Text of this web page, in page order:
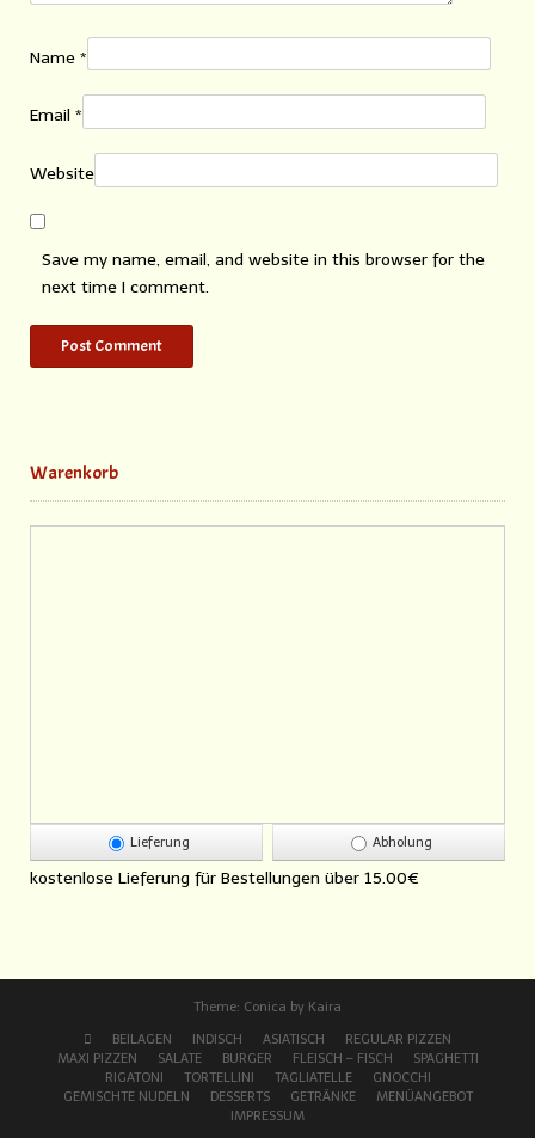
Name *
Email *
Website
Save my name, email, and website in this browser for the
next time I comment.
Warenkorb
Lieferung Abholung
kostenlose Lieferung für Bestellungen über 15.00€
Theme: Conica by Kaira
BEILAGEN INDISCH ASIATISCH
REGULAR PIZZEN
MAXI PIZZEN
SALATE BURGER FLEISCH – FISCH
SPAGHETTI
RIGATONI
TORTELLINI TAGLIATELLE
GNOCCHI
GEMISCHTE NUDELN
DESSERTS GETRÄNKE
MENÜANGEBOT
IMPRESSUM